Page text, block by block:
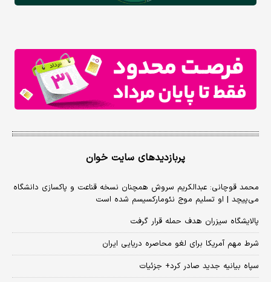
پربازدیدهای سایت خوان
محمد قوچانی: عبدالکریم سروش همچنان نسخه قناعت و پاکسازی دانشگاه
می‌پیچد | او تسلیم موج نئومارکسیسم شده است
پالایشگاه سیزران هدف حمله قرار گرفت
شرط مهم آمریکا برای لغو محاصره دریایی ایران
سپاه بیانیه جدید صادر کرد+ جزئیات